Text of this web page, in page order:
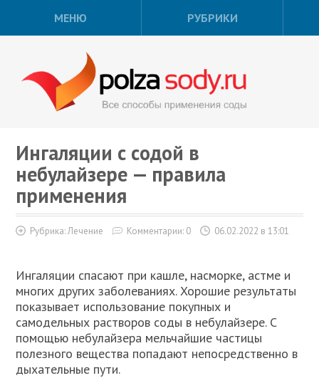
МЕНЮ РУБРИКИ
Ингаляции с содой в
небулайзере — правила
применения
Рубрика:Лечение Комментарии: 0 06.02.2022 в 13:01
Ингаляции спасают при кашле, насморке, астме и
многих других заболеваниях. Хорошие результаты
показывает использование покупных и
самодельных растворов соды в небулайзере. С
помощью небулайзера мельчайшие частицы
полезного вещества попадают непосредственно в
дыхательные пути.